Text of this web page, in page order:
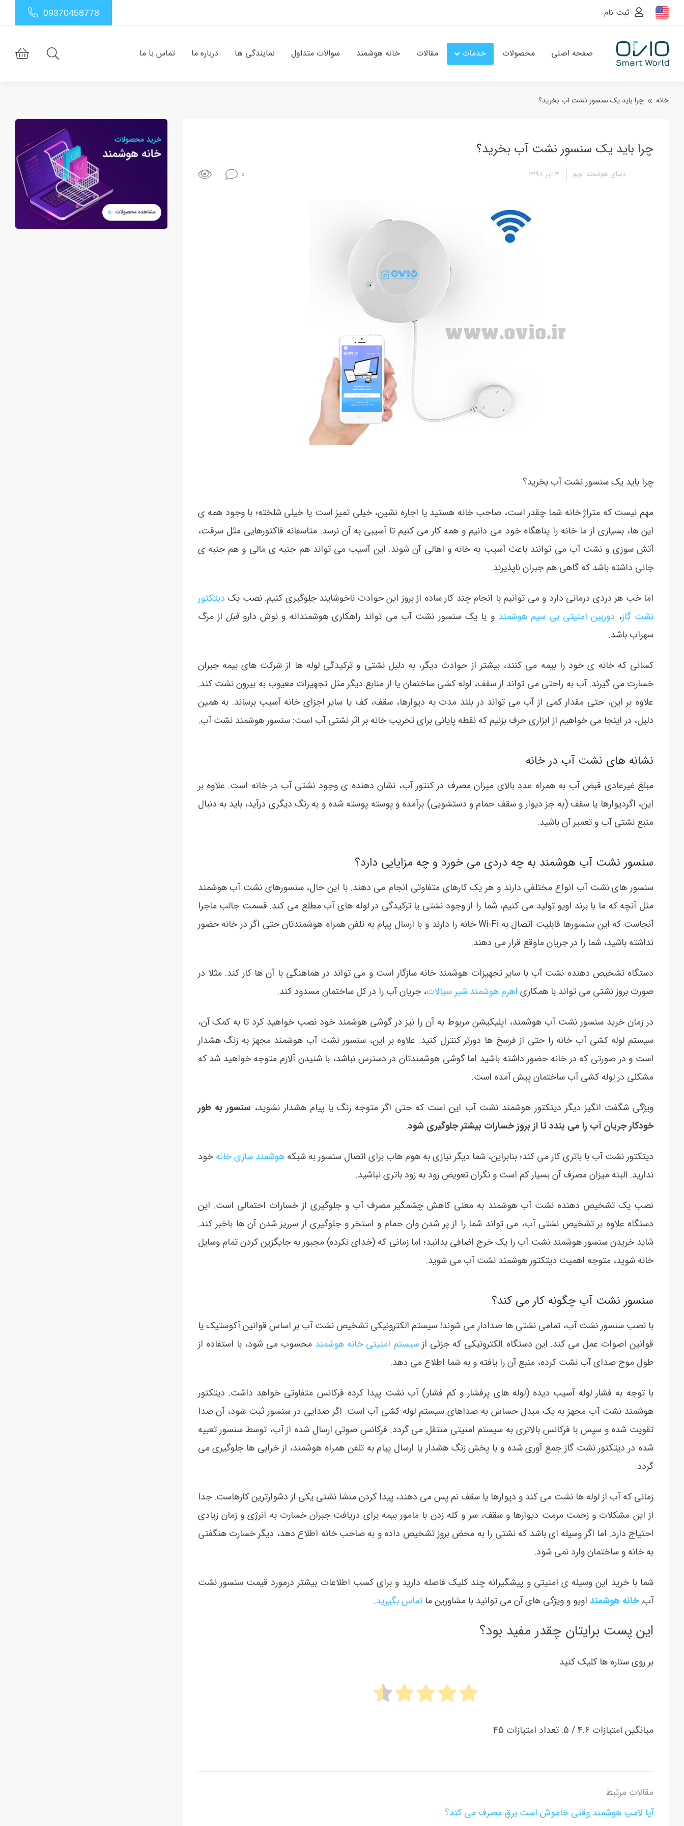
ثبت نام 09370458778
صفحه اصلی محصولات خدمات مقالات خانه هوشمند سوالات متداول نمایندگی ها درباره ما تماس با ما
خانه چرا باید یک سنسور نشت آب بخرید؟
چرا باید یک سنسور نشت آب بخرید؟
دنیای هوشمند اویو 0
چرا باید یک سنسور نشت آب بخرید؟
مهم نیست که متراژ خانه شما چقدر است، صاحب خانه هستید یا اجاره نشین، خیلی تمیز است یا خیلی شلخته؛ با وجود همه ی
این ها، بسیاری از ما خانه را پناهگاه خود می دانیم و همه کار می کنیم تا آسیبی به آن نرسد. متاسفانه فاکتورهایی مثل سرقت،
آتش سوزی و نشت آب می توانند باعث آسیب به خانه و اهالی آن شوند. این آسیب می تواند هم جنبه ی مالی و هم جنبه ی
جانی داشته باشد که گاهی هم جبران ناپذیرند.
اما خب هر دردی درمانی دارد و می توانیم با انجام چند کار ساده از بروز این حوادث ناخوشایند جلوگیری کنیم. نصب یک دیتکتور
نشت گاز، دوربین امنیتی بی سیم هوشمند و یا یک سنسور نشت آب می تواند راهکاری هوشمندانه و نوش داروقبلاز مرگ
سهراب باشد.
کسانی که خانه ی خود را بیمه می کنند، بیشتر از حوادث دیگر، به دلیل نشتی و ترکیدگی لوله ها از شرکت های بیمه جبران
خسارت می گیرند. آب به راحتی می تواند از سقف، لوله کشی ساختمان یا از منابع دیگر مثل تجهیزات معیوب به بیرون نشت کند.
علاوه بر این، حتی مقدار کمی از آب می تواند در بلند مدت به دیوارها، سقف، کف یا سایر اجزای خانه آسیب برساند. به همین
دلیل، در اینجا می خواهیم از ابزاری حرف بزنیم که نقطه پایانی برای تخریب خانه بر اثر نشتی آب است: سنسور هوشمند نشت آب.
نشانه های نشت آب در خانه
مبلغ غیرعادی قبض آب به همراه عدد بالای میزان مصرف در کنتور آب، نشان دهنده ی وجود نشتی آب در خانه است. علاوه بر
این، اگردیوارها یا سقف (به جز دیوار و سقف حمام و دستشویی) برآمده و پوسته پوسته شده و به رنگ دیگری درآید، باید به دنبال
منبع نشتی آب و تعمیر آن باشید.
سنسور نشت آب هوشمند به چه دردی می خورد و چه مزایایی دارد؟
سنسور های نشت آب انواع مختلفی دارند و هر یک کارهای متفاوتی انجام می دهند. با این حال، سنسورهای نشت آب هوشمند
مثل آنچه که ما با برند اویو تولید می کنیم، شما را از وجود نشتی یا ترکیدگی در لوله های آب مطلع می کند. قسمت جالب ماجرا
آنجاست که این سنسورها قابلیت اتصال به Wi-Fi خانه را دارند و با ارسال پیام به تلفن همراه هوشمندتان حتی اگر در خانه حضور
نداشته باشید، شما را در جریان ماوقع قرار می دهند.
دستگاه تشخیص دهنده نشت آب با سایر تجهیزات هوشمند خانه سازگار است و می تواند در هماهنگی با آن ها کار کند. مثلا در
صورت بروز نشتی می تواند با همکاری اهرم هوشمند شیر سیالات، جریان آب را در کل ساختمان مسدود کند.
در زمان خرید سنسور نشت آب هوشمند، اپلیکیشن مربوط به آن را نیز در گوشی هوشمند خود نصب خواهید کرد تا به کمک آن،
سیستم لوله کشی آب خانه را حتی از فرسخ ها دورتر کنترل کنید. علاوه بر این، سنسور نشت آب هوشمند مجهز به زنگ هشدار
است و در صورتی که در خانه حضور داشته باشید اما گوشی هوشمندتان در دسترس نباشد، با شنیدن آلارم متوجه خواهید شد که
مشکلی در لوله کشی آب ساختمان پیش آمده است.
ویژگی شگفت انگیز دیگر دیتکتور هوشمند نشت آب این است که حتی اگر متوجه زنگ یا پیام هشدار نشوید، سنسور به طور
خودکار جریان آب را می بندد تا از بروز خسارات بیشتر جلوگیری شود.
دیتکتور نشت آب با باتری کار می کند؛ بنابراین، شما دیگر نیازی به هوم هاب برای اتصال سنسور به شبکههوشمند سازی خانهخود
ندارید. البته میزان مصرف آن بسیار کم است و نگران تعویض زود به زود باتری نباشید.
نصب یک تشخیص دهنده نشت آب هوشمند به معنی کاهش چشمگیر مصرف آب و جلوگیری از خسارات احتمالی است. این
دستگاه علاوه بر تشخیص نشتی آب، می تواند شما را از پر شدن وان حمام و استخر و جلوگیری از سرریز شدن آن ها باخبر کند.
شاید خریدن سنسور هوشمند نشت آب را یک خرج اضافی بدانید؛ اما زمانی که (خدای نکرده) مجبور به جایگزین کردن تمام وسایل
خانه شوید، متوجه اهمیت دیتکتور هوشمند نشت آب می شوید.
سنسور نشت آب چگونه کار می کند؟
با نصب سنسور نشت آب، تمامی نشتی ها صدادار می شوند! سیستم الکترونیکی تشخیص نشت آب بر اساس قوانین آکوستیک یا
قوانین اصوات عمل می کند. این دستگاه الکترونیکی که جزئی از سیستم امنیتی خانه هوشمند محسوب می شود، با استفاده از
طول موج صدای آب نشت کرده، منبع آن را یافته و به شما اطلاع می دهد.
با توجه به فشار لوله آسیب دیده (لوله های پرفشار و کم فشار) آب نشت پیدا کرده فرکانس متفاوتی خواهد داشت. دیتکتور
هوشمند نشت آب مجهز به یک مبدل حساس به صداهای سیستم لوله کشی آب است. اگر صدایی در سنسور ثبت شود، آن صدا
تقویت شده و سپس با فرکانس بالاتری به سیستم امنیتی منتقل می گردد. فرکانس صوتی ارسال شده از آب، توسط سنسور تعبیه
شده در دیتکتور نشت گاز جمع آوری شده و با پخش زنگ هشدار یا ارسال پیام به تلفن همراه هوشمند، از خرابی ها جلوگیری می
گردد.
زمانی که آب از لوله ها نشت می کند و دیوارها یا سقف نم پس می دهند، پیدا کردن منشا نشتی یکی از دشوارترین کارهاست. جدا
از این مشکلات و زحمت مرمت دیوارها و سقف، سر و کله زدن با مامور بیمه برای دریافت جبران خسارت به انرژی و زمان زیادی
احتیاج دارد. اما اگر وسیله ای باشد که نشتی را به محض بروز تشخیص داده و به صاحب خانه اطلاع دهد، دیگر خسارت هنگفتی
به خانه و ساختمان وارد نمی شود.
شما با خرید این وسیله ی امنیتی و پیشگیرانه چند کلیک فاصله دارید و برای کسب اطلاعات بیشتر درمورد قیمت سنسور نشت
آب,خانه هوشمند اویو و ویژگی های آن می توانید با مشاورین ما تماس بگیرید.
این پست برایتان چقدر مفید بود؟
بر روی ستاره ها کلیک کنید
میانگین امتیازات 4.6/ 5. تعداد امتیازات 45
مقالات مرتبط
آیا لامپ هوشمند وقتی خاموش است برق مصرف می کند؟